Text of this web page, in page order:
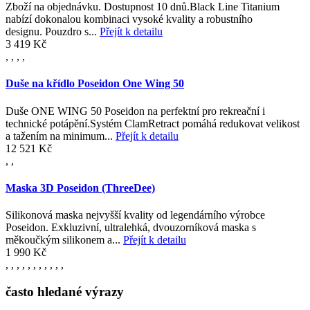
Zboží na objednávku. Dostupnost 10 dnů.Black Line Titanium
nabízí dokonalou kombinaci vysoké kvality a robustního
designu. Pouzdro s... Přejít k detailu
3 419 Kč
, , , ,
Duše na křídlo Poseidon One Wing 50
Duše ONE WING 50 Poseidon na perfektní pro rekreační i
technické potápění.Systém ClamRetract pomáhá redukovat velikost
a tažením na minimum... Přejít k detailu
12 521 Kč
, ,
Maska 3D Poseidon (ThreeDee)
Silikonová maska nejvyšší kvality od legendárního výrobce
Poseidon. Exkluzivní, ultralehká, dvouzorníková maska s
měkoučkým silikonem a... Přejít k detailu
1 990 Kč
, , , , , , , , , , ,
často hledané výrazy